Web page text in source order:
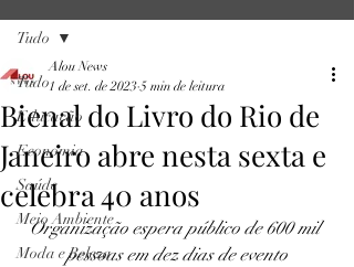
Tudo
Educação
Economia
Saúde
Meio Ambiente
Moda e Beleza
Tudo
Bienal do Livro do Rio de
Janeiro abre nesta sexta e
celebra 40 anos
Alou News
1 de set. de 2023 5 min de leitura
Organização espera público de 600 mil
pessoas em dez dias de evento